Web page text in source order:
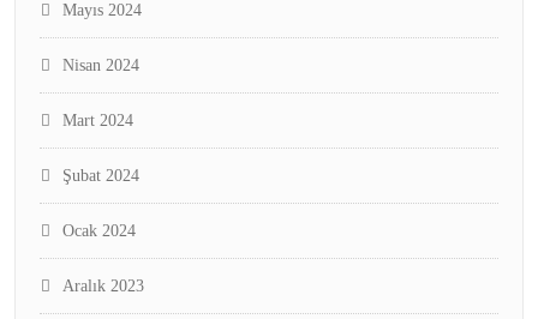
Mayıs 2024
Nisan 2024
Mart 2024
Şubat 2024
Ocak 2024
Aralık 2023